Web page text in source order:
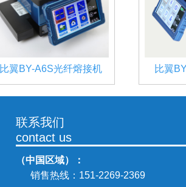
比翼BY-A6S光纤熔接机 比翼
联系我们
contact us
（中国区域）：
销售热线： 151-2269-2369